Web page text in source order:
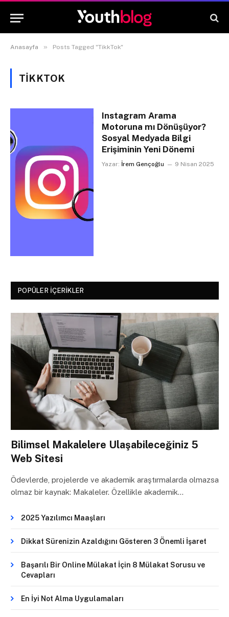
Anasayfa » Posts Tagged "TikkTok"
TIKKTOK
Instagram Arama
Motoruna mı Dönüşüyor?
Sosyal Medyada Bilgi
Erişiminin Yeni Dönemi
Yazar: İrem Gençoğlu 9 Nisan 2025
POPÜLER İÇERIKLER
Bilimsel Makalelere Ulaşabileceğiniz 5
Web Sitesi
Ödevlerde, projelerde ve akademik araştırmalarda olmazsa
olmaz bir kaynak: Makaleler. Özellikle akademik…
2025 Yazılımcı Maaşları
Dikkat Sürenizin Azaldığını Gösteren 3 Önemli İşaret
Başarılı Bir Online Mülakat İçin 8 Mülakat Sorusu ve
Cevapları
En İyi Not Alma Uygulamaları